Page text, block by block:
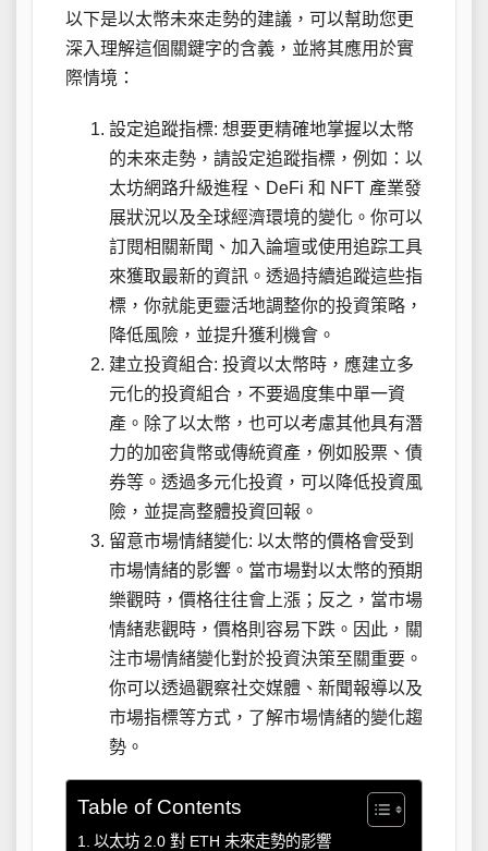
以下是以太幣未來走勢的建議，可以幫助您更
深入理解這個關鍵字的含義，並將其應用於實
際情境：
設定追蹤指標: 想要更精確地掌握以太幣
的未來走勢，請設定追蹤指標，例如：以
太坊網路升級進程、DeFi 和 NFT 產業發
展狀況以及全球經濟環境的變化。你可以
訂閱相關新聞、加入論壇或使用追踪工具
來獲取最新的資訊。透過持續追蹤這些指
標，你就能更靈活地調整你的投資策略，
降低風險，並提升獲利機會。
建立投資組合: 投資以太幣時，應建立多
元化的投資組合，不要過度集中單一資
產。除了以太幣，也可以考慮其他具有潛
力的加密貨幣或傳統資產，例如股票、債
券等。透過多元化投資，可以降低投資風
險，並提高整體投資回報。
留意市場情緒變化: 以太幣的價格會受到
市場情緒的影響。當市場對以太幣的預期
樂觀時，價格往往會上漲；反之，當市場
情緒悲觀時，價格則容易下跌。因此，關
注市場情緒變化對於投資決策至關重要。
你可以透過觀察社交媒體、新聞報導以及
市場指標等方式，了解市場情緒的變化趨
勢。
Table of Contents
以太坊 2.0 對 ETH 未來走勢的影響